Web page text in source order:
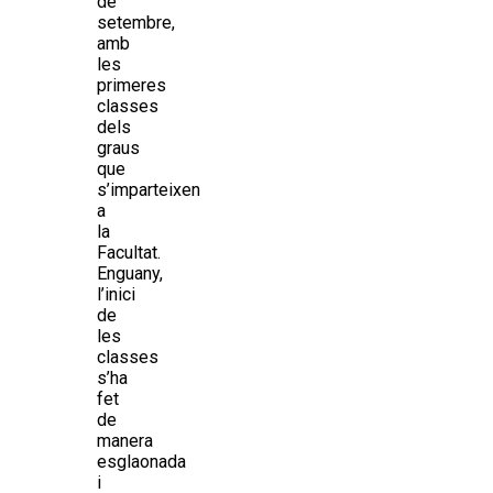
setembre,
amb
les
primeres
classes
dels
graus
que
s’imparteixen
a
la
Facultat.
Enguany,
l’inici
de
les
classes
s’ha
fet
de
manera
esglaonada
i